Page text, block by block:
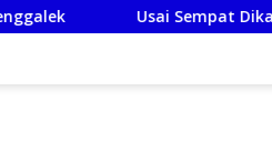
Usai Sempat Dikabarkan